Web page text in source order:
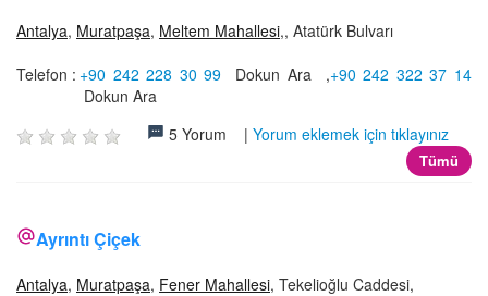
Antalya, Muratpaşa, Meltem Mahallesi,, Atatürk Bulvarı
Telefon : +90 242 228 30 99 Dokun Ara,+90 242 322 37 14
Dokun Ara
5 Yorum | Yorum eklemek için tıklayınız
Tümü
Ayrıntı Çiçek
Antalya, Muratpaşa, Fener Mahallesi, Tekelioğlu Caddesi,